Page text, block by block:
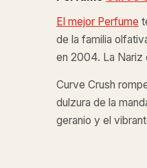
El mejor Perfume
de la familia
en 2004. La Nariz
Curve Crush
dulzura de la
geranio y el